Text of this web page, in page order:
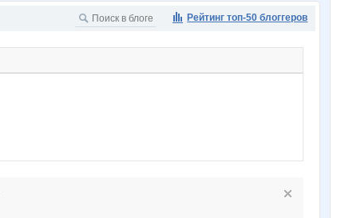
Рейтинг топ-50 блоггеров